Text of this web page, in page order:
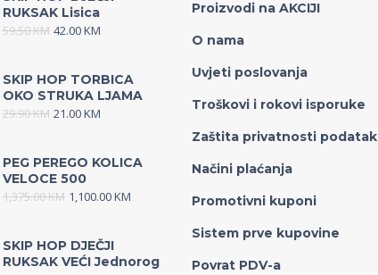
RUKSAK Lisica
59.50KM 42.00KM
SKIP HOP TORBICA
OKO STRUKA LJAMA
29.90KM 21.00KM
PEG PEREGO KOLICA
VELOCE 500
1,375.00KM 1,100.00KM
SKIP HOP DJEČJI
RUKSAK VEĆI Jednorog
Proizvodi na AKCIJI
O nama
Uvjeti poslovanja
Troškovi i rokovi isporuke
Zaštita privatnosti
Načini plaćanja
Promotivni kuponi
Sistem prve kupovine
Povrat PDV-a